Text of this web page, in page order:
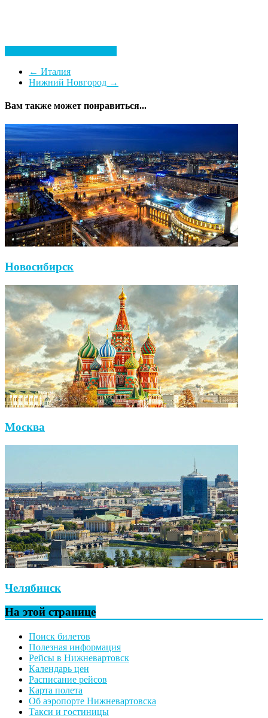
← Италия
Нижний Новгород →
Вам также может понравиться...
Новосибирск
Москва
Челябинск
На этой странице
Поиск билетов
Полезная информация
Рейсы в Нижневартовск
Календарь цен
Расписание рейсов
Карта полета
Об аэропорте Нижневартовска
Такси и гостиницы